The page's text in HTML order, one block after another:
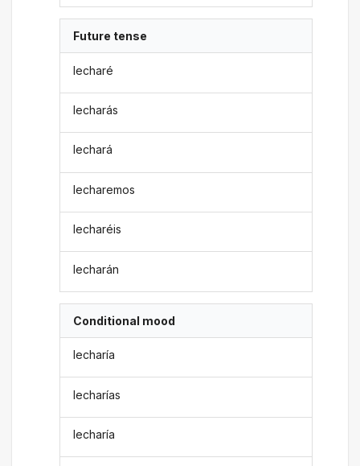
Future tense
lecharé
lecharás
lechará
lecharemos
lecharéis
lecharán
Conditional mood
lecharía
lecharías
lecharía